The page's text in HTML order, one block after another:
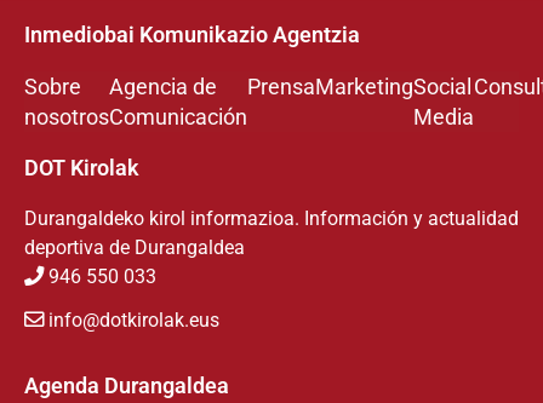
Inmediobai Komunikazio Agentzia
Sobre
nosotros
Agencia de
Comunicación
PrensaMarketingSocial
Media
DOT Kirolak
Durangaldeko kirol informazioa. Información y actualidad
deportiva de Durangaldea
946 550 033
info@dotkirolak.eus
Agenda Durangaldea